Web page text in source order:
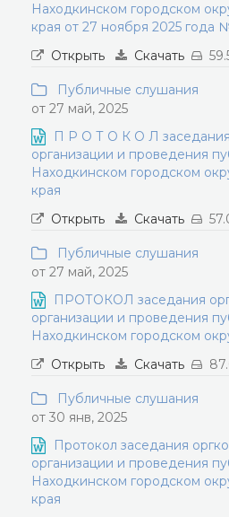
Находкинском городском
края от 27 ноября 2025 года
Открыть
Скачать
Публичные слушания
от 27 май, 2025
П Р О Т О К О Л заседания
организации и проведения
Находкинском городском
края
Открыть
Скачать
Публичные слушания
от 27 май, 2025
ПРОТОКОЛ заседания
организации и проведения
Находкинском городском
Открыть
Скачать
Публичные слушания
от 30 янв, 2025
Протокол заседания
организации и проведения
Находкинском городском
края